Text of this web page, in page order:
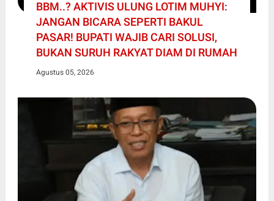
BBM..? AKTIVIS ULUNG LOTIM MUHYI:
JANGAN BICARA SEPERTI BAKUL
PASAR! BUPATI WAJIB CARI SOLUSI,
BUKAN SURUH RAKYAT DIAM DI RUMAH
Agustus 05, 2026